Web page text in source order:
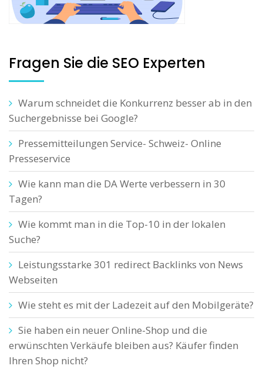
Fragen Sie die SEO Experten
Warum schneidet die Konkurrenz besser ab in den
Suchergebnisse bei Google?
Pressemitteilungen Service- Schweiz- Online
Presseservice
Wie kann man die DA Werte verbessern in 30
Tagen?
Wie kommt man in die Top-10 in der lokalen
Suche?
Leistungsstarke 301 redirect Backlinks von News
Webseiten
Wie steht es mit der Ladezeit auf den Mobilgeräte?
Sie haben ein neuer Online-Shop und die
erwünschten Verkäufe bleiben aus? Käufer finden
Ihren Shop nicht?